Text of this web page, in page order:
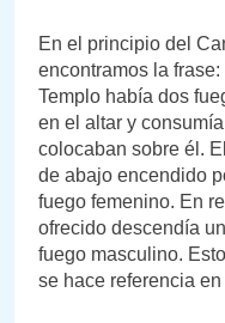
En el principio del
encontramos la
Templo había dos
en el altar y
colocaban sobre él.
de abajo encendido
fuego femenino. En
ofrecido descendía
fuego masculino.
se hace referencia en